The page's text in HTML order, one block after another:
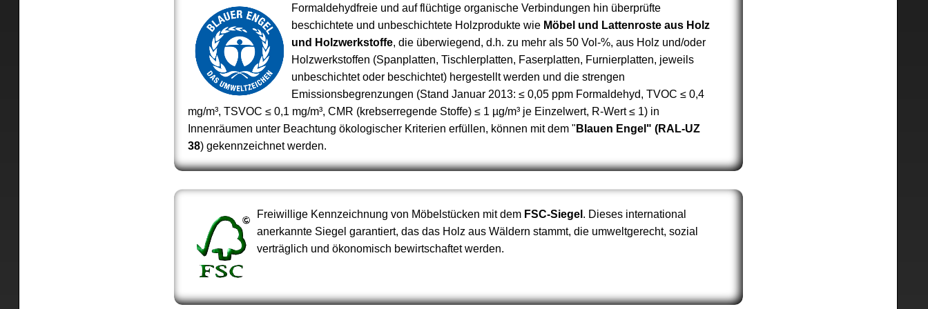
Formaldehydfreie und auf flüchtige organische Verbindungen hin überprüfte
beschichtete und unbeschichtete Holzprodukte wie Möbel und Lattenroste aus Holz
und Holzwerkstoffe, die überwiegend, d.h. zu mehr als 50 Vol-%, aus Holz und/oder
Holzwerkstoffen (Spanplatten, Tischlerplatten, Faserplatten, Furnierplatten, jeweils
unbeschichtet oder beschichtet) hergestellt werden und die strengen
Emissionsbegrenzungen (Stand Januar 2013: ≤ 0,05 ppm Formaldehyd, TVOC ≤ 0,4
mg/m³, TSVOC ≤ 0,1 mg/m³, CMR (krebserregende Stoffe) ≤ 1 µg/m³ je Einzelwert, R-Wert ≤ 1) in
Innenräumen unter Beachtung ökologischer Kriterien erfüllen, können mit dem " Blauen Engel" (RAL-UZ
38) gekennzeichnet werden.
Freiwillige Kennzeichnung von Möbelstücken mit dem FSC-Siegel . Dieses international
anerkannte Siegel garantiert, das das Holz aus Wäldern stammt, die umweltgerecht, sozial
verträglich und ökonomisch bewirtschaftet werden.